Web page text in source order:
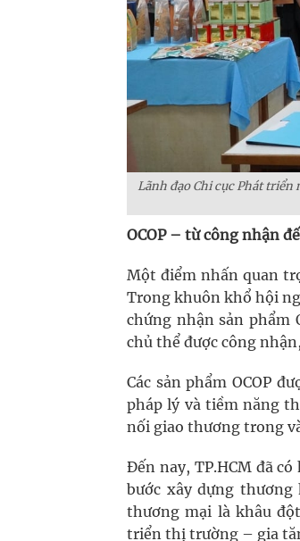
Lãnh đạo Chi cục Phát triển
OCOP – từ công nhận
Một điểm nhấn quan
Trong khuôn khổ hội
chứng nhận sản phẩm
chủ thể được công
Các sản phẩm OCOP
pháp lý và tiềm năng
nối giao thương trong
Đến nay, TP.HCM đã
bước xây dựng
thương mại là khâu
triển thị trường – gia